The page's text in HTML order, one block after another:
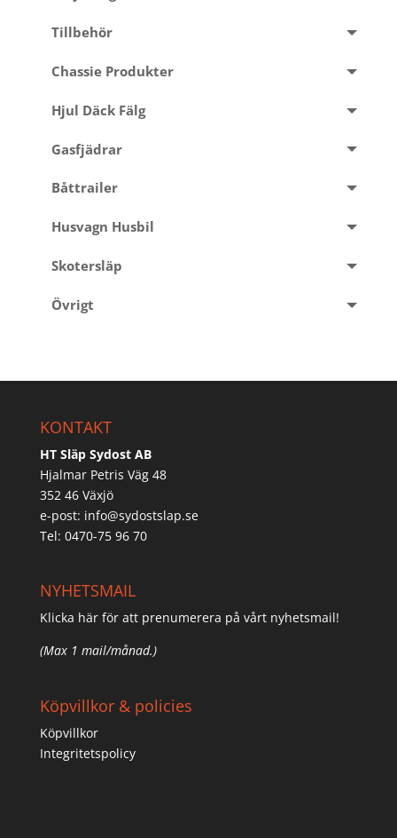
Tillbehör
Chassie Produkter
Hjul Däck Fälg
Gasfjädrar
Båttrailer
Husvagn Husbil
Skotersläp
Övrigt
KONTAKT
HT Släp Sydost AB
Hjalmar Petris Väg 48
352 46 Växjö
e-post: info@sydostslap.se
Tel: 0470-75 96 70
NYHETSMAIL
Klicka här för att prenumerera på vårt nyhetsmail!
(Max 1 mail/månad.)
Köpvillkor & policies
Köpvillkor
Integritetspolicy